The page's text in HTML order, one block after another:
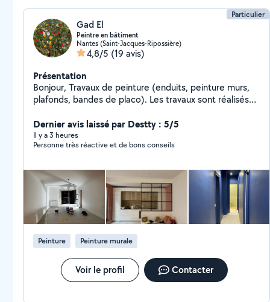
Particulier
Gad El
Peintre en bâtiment
Nantes (Saint-Jacques-Ripossière)
4,8/5 (19 avis)
Présentation
Bonjour, Travaux de peinture (enduits, peinture murs,
plafonds, bandes de placo). Les travaux sont réalisés
suis disponible facilement les weekends et la semaine
en fin de journée.
Dernier avis laissé par Destty : 5/5
Il y a 3 heures
Personne très réactive et de bons conseils
Peinture Peinture murale
Voir le profil Contacter